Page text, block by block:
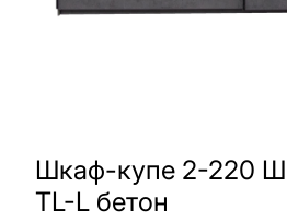
Шкаф-купе 2-220
TL-L бетон